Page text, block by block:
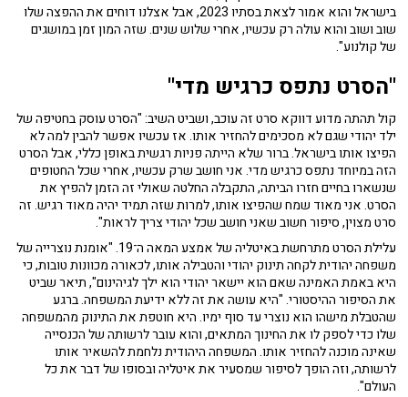
בישראל והוא אמור לצאת בסתיו 2023, אבל אצלנו דוחים את ההפצה שלו
שוב ושוב והוא עולה רק עכשיו, אחרי שלוש שנים. שזה המון זמן במושגים
של קולנוע".
"הסרט נתפס כרגיש מדי"
קול תהתה מדוע דווקא סרט זה עוכב, ושביט השיב: "הסרט עוסק בחטיפה של
ילד יהודי שגם לא מסכימים להחזיר אותו. אז עכשיו אפשר להבין למה לא
הפיצו אותו בישראל. ברור שלא הייתה פניות רגשית באופן כללי, אבל הסרט
הזה במיוחד נתפס כרגיש מדי. אני חושב שרק עכשיו, אחרי שכל החטופים
שנשארו בחיים חזרו הביתה, התקבלה החלטה שאולי זה הזמן להפיץ את
הסרט. אני מאוד שמח שהפיצו אותו, למרות שזה תמיד יהיה מאוד רגיש. זה
סרט מצוין, סיפור חשוב שאני חושב שכל יהודי צריך לראות".
עלילת הסרט מתרחשת באיטליה של אמצע המאה ה־19. "אומנת נוצרייה של
משפחה יהודית לקחה תינוק יהודי והטבילה אותו, לכאורה מכוונות טובות, כי
היא באמת האמינה שאם הוא יישאר יהודי הוא ילך לגיהינום", תיאר שביט
את הסיפור ההיסטורי. "היא עושה את זה ללא ידיעת המשפחה. ברגע
שהטבלת מישהו הוא נוצרי עד סוף ימיו. היא חוטפת את התינוק מהמשפחה
שלו כדי לספק לו את החינוך המתאים, והוא עובר לרשותה של הכנסייה
שאינה מוכנה להחזיר אותו. המשפחה היהודית נלחמת להשאיר אותו
לרשותה, וזה הופך לסיפור שמסעיר את איטליה ובסופו של דבר את כל
העולם".